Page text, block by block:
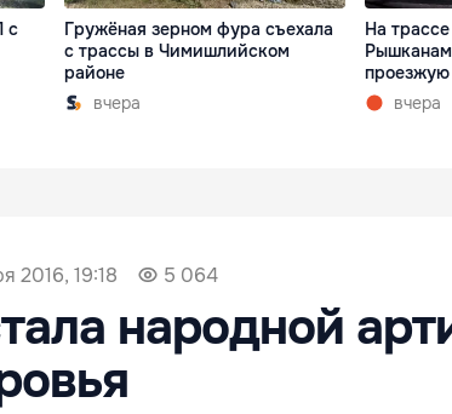
с
Гружёная зерном фура съехала
с трассы в Чимишлийском
районе
вчера
На
проезжую
вчера
2016, 19:18 5 064
народной